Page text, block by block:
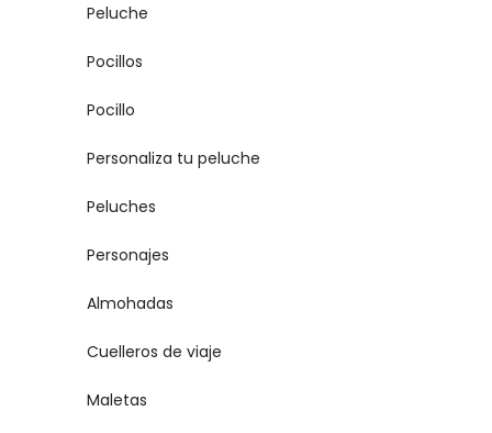
Peluche
Pocillos
Pocillo
Personaliza tu peluche
Peluches
Personajes
Almohadas
Cuelleros de viaje
Maletas